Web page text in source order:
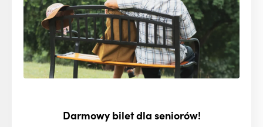
Darmowy bilet dla seniorów!